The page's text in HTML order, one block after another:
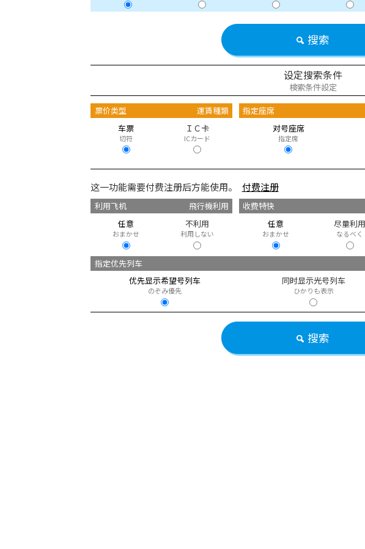
搜索
设定搜索条件
検索条件設定
票价类型
運賃種類
车票
切符
ＩＣ卡
ICカード
指定座席
对号座席
指定席
这一功能需要付费注册后方能使用。 付费注册
利用飞机
飛行機利用
任意
おまかせ
不利用
利用しない
收费特快
任意
おまかせ
尽量利用
なるべく
指定优先列车
优先显示希望号列车
のぞみ優先
同时显示光号列车
ひかりも表示
搜索